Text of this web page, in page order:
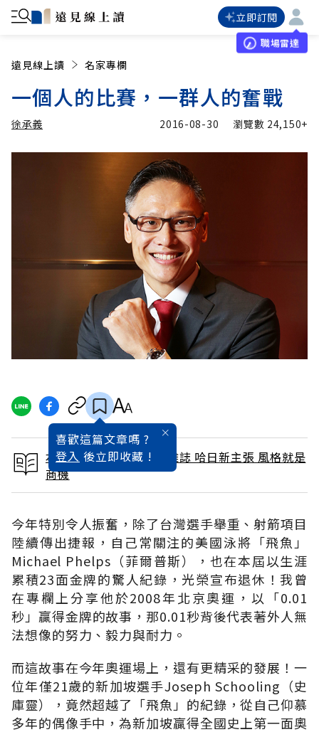
立即訂閱
職場雷達
遠見線上讀 名家專欄
一個人的比賽，一群人的奮戰
徐承義
加入追蹤
2016-08-30 瀏覽數 24,150+
喜歡這篇文章嗎 ?
登入 後立即收藏 !
本文出自 2016 / 9月號雜誌 哈日新主張 風格就是
商機
今年特別令人振奮，除了台灣選手舉重、射箭項目
陸續傳出捷報，自己常關注的美國泳將「飛魚」
Michael Phelps（菲爾普斯），也在本屆以生涯
累積23面金牌的驚人紀錄，光榮宣布退休！我曾
在專欄上分享他於2008年北京奧運，以「0.01
秒」贏得金牌的故事，那0.01秒背後代表著外人無
法想像的努力、毅力與耐力。
而這故事在今年奧運場上，還有更精采的發展！一
位年僅21歲的新加坡選手Joseph Schooling（史
庫靈），竟然超越了「飛魚」的紀錄，從自己仰慕
多年的偶像手中，為新加坡贏得全國史上第一面奧